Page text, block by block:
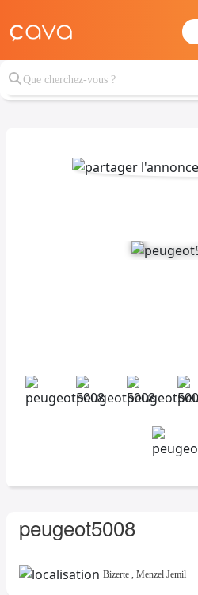
peugeot5008
Bizerte , Menzel Jemil